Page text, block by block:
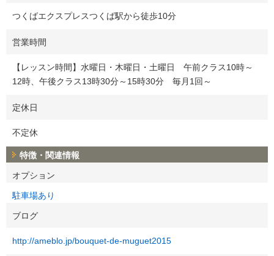
つくばエクスプレスつくば駅から徒歩10分
営業時間
【レッスン時間】水曜日・木曜日・土曜日 午前クラス10時～
12時、午後クラス13時30分～15時30分 毎月1回～
定休日
不定休
特徴・関連情報
オプション
駐車場あり
ブログ
http://ameblo.jp/bouquet-de-muguet2015